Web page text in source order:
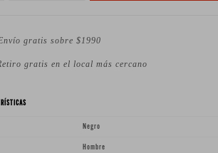
gratis sobre $1990
gratis en el local más cercano
Negro
Hombre